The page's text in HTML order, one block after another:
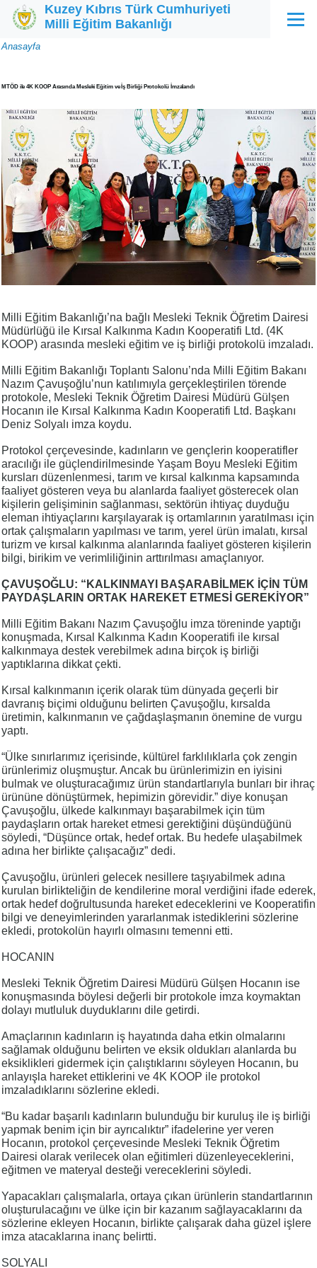
Ana içeriğe atla
Kuzey Kıbrıs Türk Cumhuriyeti
Milli Eğitim Bakanlığı
Menü
Sayfa
Anasayfa
MTÖD ile 4K KOOP Arasında Mesleki Eğitim ve İş Birliği Protokolü İmzalandı
Milli Eğitim Bakanlığı’na bağlı Mesleki Teknik Öğretim Dairesi
Müdürlüğü ile Kırsal Kalkınma Kadın Kooperatifi Ltd. (4K
KOOP) arasında mesleki eğitim ve iş birliği protokolü imzaladı.
Milli Eğitim Bakanlığı Toplantı Salonu’nda Milli Eğitim Bakanı
Nazım Çavuşoğlu’nun katılımıyla gerçekleştirilen törende
protokole, Mesleki Teknik Öğretim Dairesi Müdürü Gülşen
Hocanın ile Kırsal Kalkınma Kadın Kooperatifi Ltd. Başkanı
Deniz Solyalı imza koydu.
Protokol çerçevesinde, kadınların ve gençlerin kooperatifler
aracılığı ile güçlendirilmesinde Yaşam Boyu Mesleki Eğitim
kursları düzenlenmesi, tarım ve kırsal kalkınma kapsamında
faaliyet gösteren veya bu alanlarda faaliyet gösterecek olan
kişilerin gelişiminin sağlanması, sektörün ihtiyaç duyduğu
eleman ihtiyaçlarını karşılayarak iş ortamlarının yaratılması için
ortak çalışmaların yapılması ve tarım, yerel ürün imalatı, kırsal
turizm ve kırsal kalkınma alanlarında faaliyet gösteren kişilerin
bilgi, birikim ve verimliliğinin arttırılması amaçlanıyor.
ÇAVUŞOĞLU: “KALKINMAYI BAŞARABİLMEK İÇİN TÜM
PAYDAŞLARIN ORTAK HAREKET ETMESİ GEREKİYOR”
Milli Eğitim Bakanı Nazım Çavuşoğlu imza töreninde yaptığı
konuşmada, Kırsal Kalkınma Kadın Kooperatifi ile kırsal
kalkınmaya destek verebilmek adına birçok iş birliği
yaptıklarına dikkat çekti.
Kırsal kalkınmanın içerik olarak tüm dünyada geçerli bir
davranış biçimi olduğunu belirten Çavuşoğlu, kırsalda
üretimin, kalkınmanın ve çağdaşlaşmanın önemine de vurgu
yaptı.
“Ülke sınırlarımız içerisinde, kültürel farklılıklarla çok zengin
ürünlerimiz oluşmuştur. Ancak bu ürünlerimizin en iyisini
bulmak ve oluşturacağımız ürün standartlarıyla bunları bir ihraç
ürününe dönüştürmek, hepimizin görevidir.” diye konuşan
Çavuşoğlu, ülkede kalkınmayı başarabilmek için tüm
paydaşların ortak hareket etmesi gerektiğini düşündüğünü
söyledi, “Düşünce ortak, hedef ortak. Bu hedefe ulaşabilmek
adına her birlikte çalışacağız” dedi.
Çavuşoğlu, ürünleri gelecek nesillere taşıyabilmek adına
kurulan birlikteliğin de kendilerine moral verdiğini ifade ederek,
ortak hedef doğrultusunda hareket edeceklerini ve Kooperatifin
bilgi ve deneyimlerinden yararlanmak istediklerini sözlerine
ekledi, protokolün hayırlı olmasını temenni etti.
HOCANIN
Mesleki Teknik Öğretim Dairesi Müdürü Gülşen Hocanın ise
konuşmasında böylesi değerli bir protokole imza koymaktan
dolayı mutluluk duyduklarını dile getirdi.
Amaçlarının kadınların iş hayatında daha etkin olmalarını
sağlamak olduğunu belirten ve eksik oldukları alanlarda bu
eksiklikleri gidermek için çalıştıklarını söyleyen Hocanın, bu
anlayışla hareket ettiklerini ve 4K KOOP ile protokol
imzaladıklarını sözlerine ekledi.
“Bu kadar başarılı kadınların bulunduğu bir kuruluş ile iş birliği
yapmak benim için bir ayrıcalıktır” ifadelerine yer veren
Hocanın, protokol çerçevesinde Mesleki Teknik Öğretim
Dairesi olarak verilecek olan eğitimleri düzenleyeceklerini,
eğitmen ve materyal desteği vereceklerini söyledi.
Yapacakları çalışmalarla, ortaya çıkan ürünlerin standartlarının
oluşturulacağını ve ülke için bir kazanım sağlayacaklarını da
sözlerine ekleyen Hocanın, birlikte çalışarak daha güzel işlere
imza atacaklarına inanç belirtti.
SOLYALI